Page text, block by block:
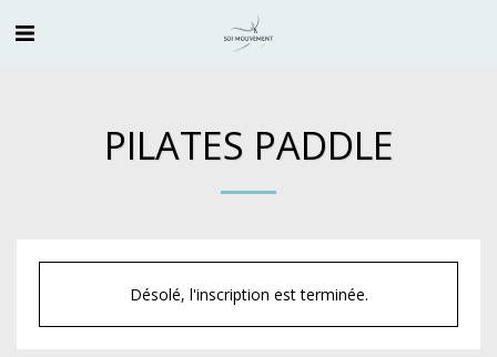
PILATES PADDLE
Désolé, l'inscription est terminée.